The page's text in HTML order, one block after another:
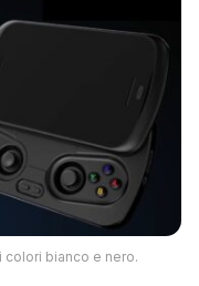
colori bianco e nero.